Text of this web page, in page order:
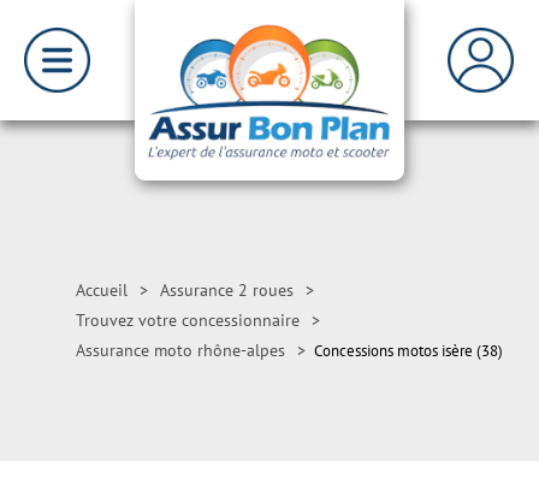
Accueil > Assurance 2 roues >
Trouvez votre concessionnaire >
Assurance moto rhône-alpes > Concessions motos isère (38)